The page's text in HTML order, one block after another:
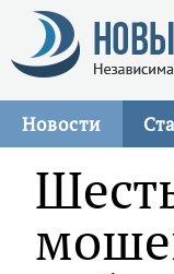
Новости